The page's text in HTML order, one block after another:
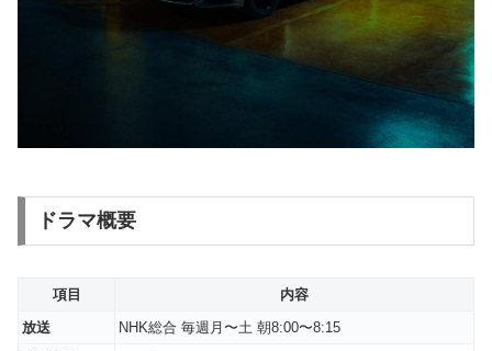
ドラマ概要
項目
内容
放送
NHK総合 毎週月〜土 朝8:00〜8:15